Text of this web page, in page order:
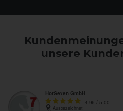
unsere